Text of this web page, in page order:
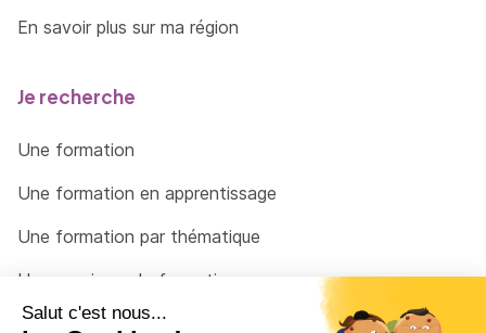
En savoir plus sur ma région
Je recherche
Une formation
Une formation en apprentissage
Une formation par thématique
Un organisme de formation
Un conseiller